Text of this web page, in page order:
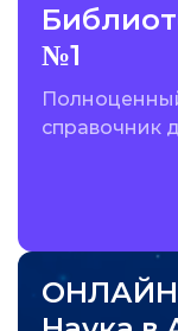
№1
справочник